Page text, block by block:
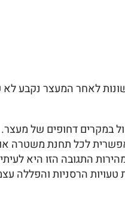
לאחר המעצר נקבע לא
לכל תחנת משטרה
התגובה הזו היא
טעויות הרסניות